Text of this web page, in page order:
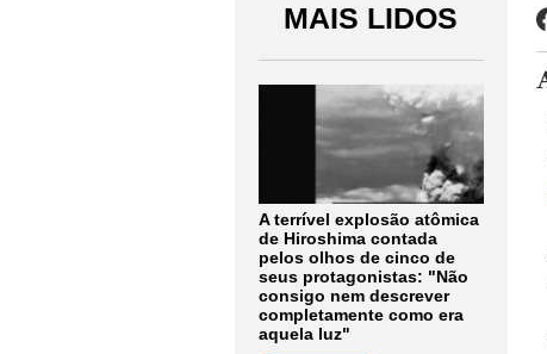
MAIS LIDOS
A terrível explosão atômica
de Hiroshima contada
pelos olhos de cinco de
seus protagonistas: "Não
consigo nem descrever
completamente como era
aquela luz"